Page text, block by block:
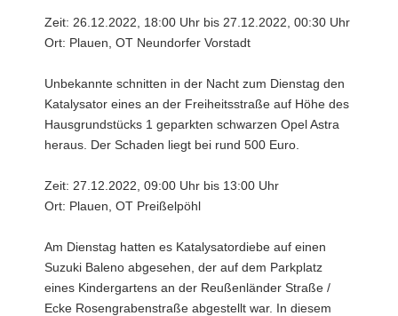
Zeit: 26.12.2022, 18:00 Uhr bis 27.12.2022, 00:30 Uhr
Ort: Plauen, OT Neundorfer Vorstadt
Unbekannte schnitten in der Nacht zum Dienstag den
Katalysator eines an der Freiheitsstraße auf Höhe des
Hausgrundstücks 1 geparkten schwarzen Opel Astra
heraus. Der Schaden liegt bei rund 500 Euro.
Zeit: 27.12.2022, 09:00 Uhr bis 13:00 Uhr
Ort: Plauen, OT Preißelpöhl
Am Dienstag hatten es Katalysatordiebe auf einen
Suzuki Baleno abgesehen, der auf dem Parkplatz
eines Kindergartens an der Reußenländer Straße /
Ecke Rosengrabenstraße abgestellt war. In diesem